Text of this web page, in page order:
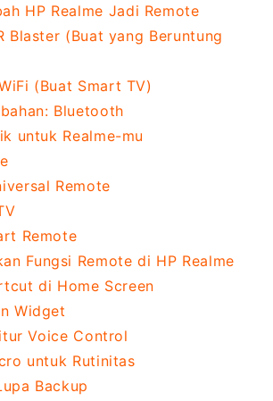
HP Realme Jadi Remote
Blaster (Buat yang Beruntung
(Buat Smart TV)
Bluetooth
untuk Realme-mu
Remote
Remote
Fungsi Remote di HP Realme
di Home Screen
Widget
Voice Control
untuk Rutinitas
Backup